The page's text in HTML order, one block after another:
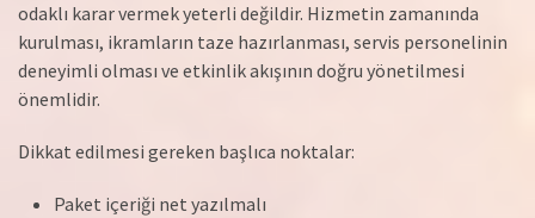
odaklı karar vermek yeterli değildir. Hizmetin zamanında
kurulması, ikramların taze hazırlanması, servis personelinin
deneyimli olması ve etkinlik akışının doğru yönetilmesi
önemlidir.
Dikkat edilmesi gereken başlıca noktalar:
Paket içeriği net yazılmalı